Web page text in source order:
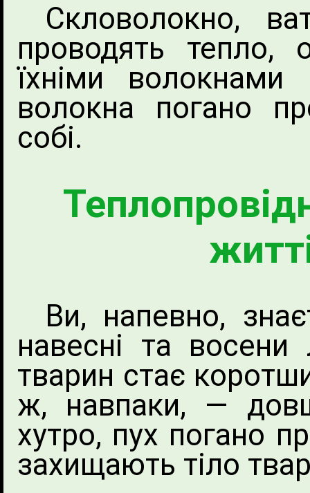
Скловолокно,
проводять тепло,
їхніми волокнами
волокна погано
собі.
Ви, напевно,
навесні та
тварин стає
ж, навпаки, —
хутро, пух погано
захищають тіло